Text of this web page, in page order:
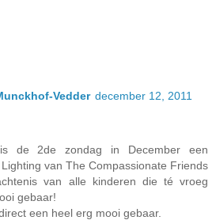
Vedder december 12, 2011
de 2de zondag in December een
van The Compassionate Friends
van alle kinderen die té vroeg
gebaar!
een heel erg mooi gebaar.